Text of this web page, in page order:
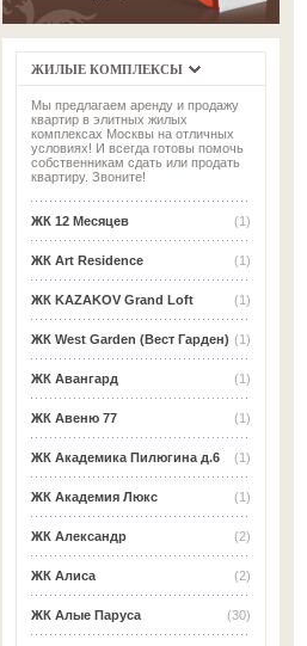
ЖИЛЫЕ КОМПЛЕКСЫ
Мы предлагаем аренду и продажу
квартир в элитных жилых
комплексах Москвы на отличных
условиях! И всегда готовы помочь
собственникам сдать или продать
квартиру. Звоните!
(1)
ЖК 12 Месяцев
(1)
ЖК Art Residence
(1)
ЖК KAZAKOV Grand Loft
(1)
ЖК West Garden (Вест Гарден)
(1)
ЖК Авангард
(1)
ЖК Авеню 77
(1)
ЖК Академика Пилюгина д.6
(1)
ЖК Академия Люкс
(2)
ЖК Александр
(2)
ЖК Алиса
(30)
ЖК Алые Паруса